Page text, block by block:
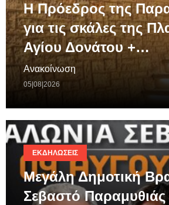
Η Πρόεδρος της
για τις σκάλες της
Αγίου Δονάτου +…
Ανακοίνωση
05|08|2026
ΕΚΔΗΛΏΣΕΙΣ
Μεγάλη Δημοτική
Σεβαστό Παραμυθιάς